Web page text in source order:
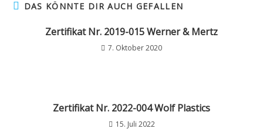
DAS KÖNNTE DIR AUCH GEFALLEN
Zertifikat Nr. 2019-015 Werner & Mertz
7. Oktober 2020
Zertifikat Nr. 2022-004 Wolf Plastics
15. Juli 2022